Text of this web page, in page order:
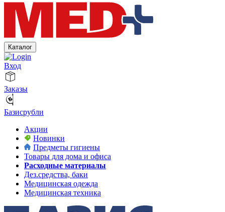
Каталог
Вход
Заказы
Базисрубли
Акции
Новинки
Предметы гигиены
Товары для дома и офиса
Расходные материалы
Дез.средства, баки
Медицинская одежда
Медицинская техника